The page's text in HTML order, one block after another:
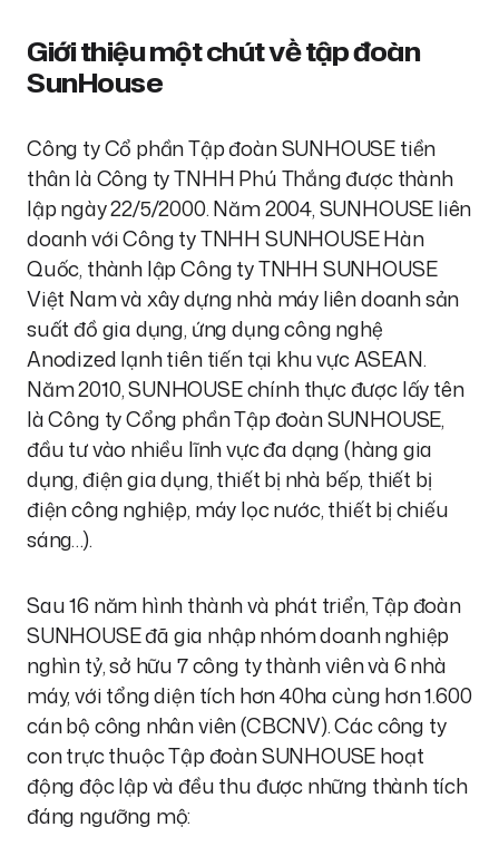
Giới thiệu một chút về tập đoàn
SunHouse
Công ty Cổ phần Tập đoàn SUNHOUSE tiền
thân là Công ty TNHH Phú Thắng được thành
lập ngày 22/5/2000. Năm 2004, SUNHOUSE liên
doanh với Công ty TNHH SUNHOUSE Hàn
Quốc, thành lập Công ty TNHH SUNHOUSE
Việt Nam và xây dựng nhà máy liên doanh sản
suất đồ gia dụng, ứng dụng công nghệ
Anodized lạnh tiên tiến tại khu vực ASEAN.
Năm 2010, SUNHOUSE chính thực được lấy tên
là Công ty Cổng phần Tập đoàn SUNHOUSE,
đầu tư vào nhiều lĩnh vực đa dạng (hàng gia
dụng, điện gia dụng, thiết bị nhà bếp, thiết bị
điện công nghiệp, máy lọc nước, thiết bị chiếu
sáng…).
Sau 16 năm hình thành và phát triển, Tập đoàn
SUNHOUSE đã gia nhập nhóm doanh nghiệp
nghìn tỷ, sở hữu 7 công ty thành viên và 6 nhà
máy, với tổng diện tích hơn 40ha cùng hơn 1.600
cán bộ công nhân viên (CBCNV). Các công ty
con trực thuộc Tập đoàn SUNHOUSE hoạt
động độc lập và đều thu được những thành tích
đáng ngưỡng mộ: